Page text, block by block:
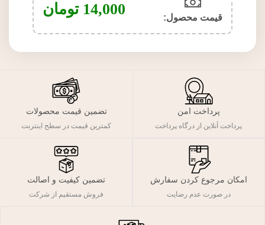
قیمت محصول:​ 14,000 تومان
پرداخت امن
پرداخت آنلاین از درگاه پرداخت
تضمین قیمت محصولات
کمترین قیمت در سطح اینترنت
امکان مرجوع کردن سفارش
در صورت عدم رضایت
تضمین کیفیت و اصالت
فروش مستقیم از شرکت